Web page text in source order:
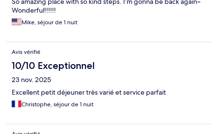
Wonderful!!!!!!
Mike, séjour de 1 nuit
Avis vérifié
10/10 Exceptionnel
23 nov. 2025
Excellent petit déjeuner très varié et service parfait
Christophe, séjour de 1 nuit